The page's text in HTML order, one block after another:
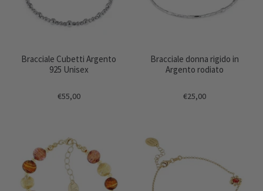
Bracciale Cubetti Argento
925 Unisex
€55,00
Bracciale donna rigido in
Argento rodiato
€25,00